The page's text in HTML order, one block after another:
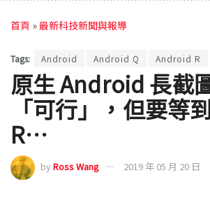
首頁 »最新科技新聞與報導
Tags: Android Android Q Android R
原生 Android 長截
「可行」，但要等
R…
byRoss Wang 2019 年 05 月 20 日